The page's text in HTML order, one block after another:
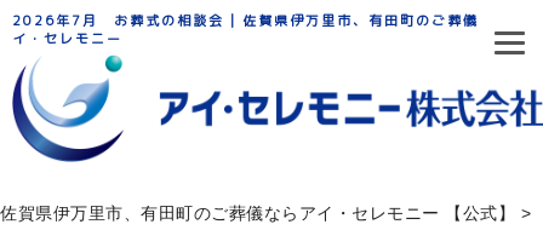
2026年7月 お葬式の相談会 | 佐賀県伊万里市、有田町のご葬儀ならア
イ・セレモニー
佐賀県伊万里市、有田町のご葬儀ならアイ・セレモニー 【公式】
>